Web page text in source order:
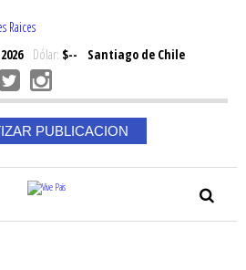
Raices
Dólar: $--
Santiago de Chile
PUBLICACION